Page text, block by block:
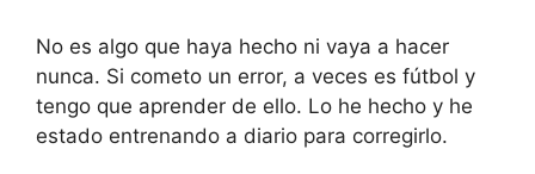
No es algo que haya hecho ni vaya a hacer
nunca. Si cometo un error, a veces es fútbol y
tengo que aprender de ello. Lo he hecho y he
estado entrenando a diario para corregirlo.